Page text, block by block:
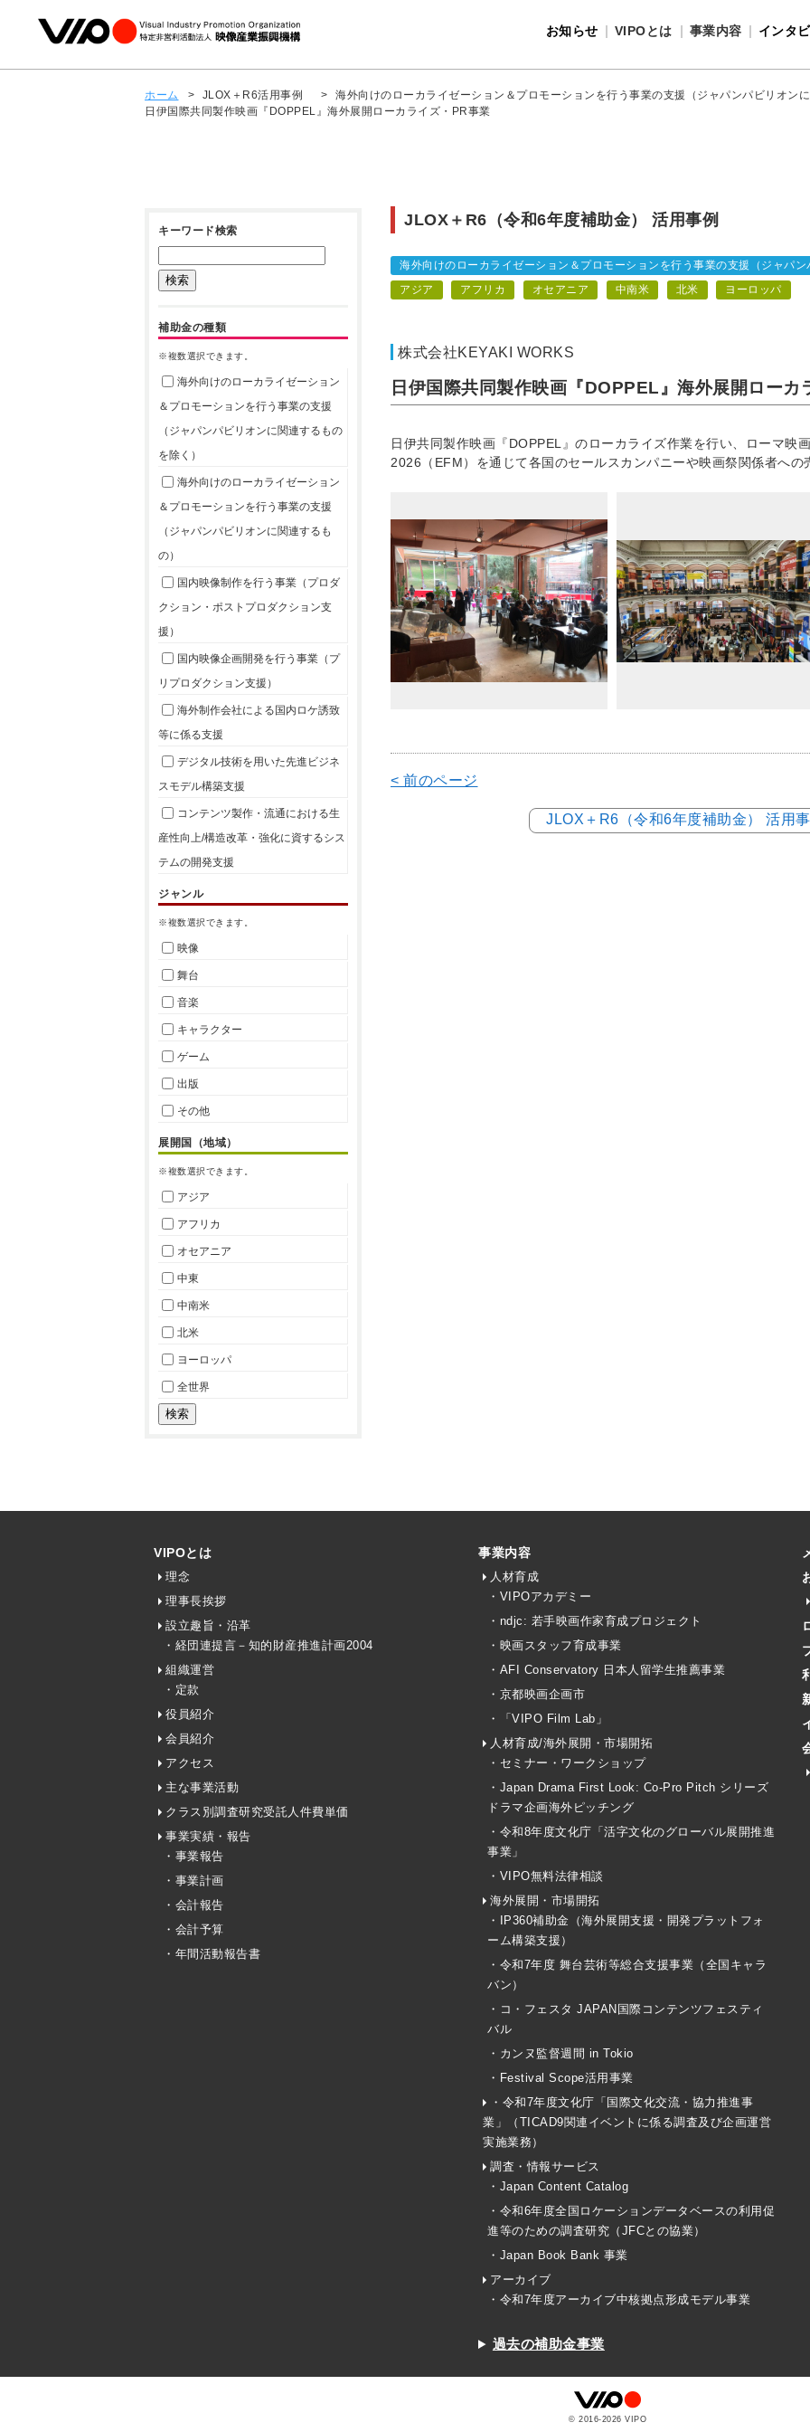
お知らせ VIPOとは
VIPOとは
事業内容
インタ
ホーム > JLOX＋R6活用事例 > 海外向けのローカライゼーション＆プロモーションを行う事業の支援（ジャパンパビリオンに
日伊国際共同製作映画『DOPPEL』海外展開ローカライズ・PR事業
JLOX＋R6（令和6年度補助金） 活用事例
海外向けのローカライゼーション＆プロモーションを行う事業の支援（ジャパン
アジア
アフリカ オセアニア 中南米 北米 ヨーロッパ
株式会社KEYAKI WORKS
日伊国際共同製作映画『DOPPEL』海外展開ローカ
日伊共同製作映画『DOPPEL』のローカライズ作業を行い、ローマ映
2026（EFM）を通じて各国のセールスカンパニーや映画祭関係者への
< 前のページ
JLOX＋R6（令和6年度補助金） 活用
キーワード検索
補助金の種類
※複数選択できます。
海外向けのローカライゼーション
＆プロモーションを行う事業の支援
（ジャパンパビリオンに関連するもの
を除く）
海外向けのローカライゼーション
＆プロモーションを行う事業の支援
（ジャパンパビリオンに関連するも
の）
国内映像制作を行う事業（プロダ
クション・ポストプロダクション支
援）
国内映像企画開発を行う事業（プ
リプロダクション支援）
海外制作会社による国内ロケ誘致
等に係る支援
デジタル技術を用いた先進ビジネ
スモデル構築支援
コンテンツ製作・流通における生
産性向上/構造改革・強化に資するシス
テムの開発支援
ジャンル
※複数選択できます。
映像
舞台
音楽
キャラクター
ゲーム
出版
その他
展開国（地域）
※複数選択できます。
アジア
アフリカ
オセアニア
中東
中南米
北米
ヨーロッパ
全世界
VIPOとは
理念
理事長挨拶
設立趣旨・沿革
・経団連提言－知的財産推進計画2004
組織運営
・定款
役員紹介
会員紹介
アクセス
主な事業活動
クラス別調査研究受託人件費単価
事業実績・報告
・事業報告
・事業計画
・会計報告
・会計予算
・年間活動報告書
事業内容
人材育成
・VIPOアカデミー
・ndjc: 若手映画作家育成プロジェクト
・映画スタッフ育成事業
・AFI Conservatory 日本人留学生推薦事業
・京都映画企画市
・「VIPO Film Lab」
人材育成/海外展開・市場開拓
・セミナー・ワークショップ
・Japan Drama First Look: Co-Pro Pitch シリーズ
ドラマ企画海外ピッチング
・令和8年度文化庁「活字文化のグローバル展開推進
事業」
・VIPO無料法律相談
海外展開・市場開拓
・IP360補助金（海外展開支援・開発プラットフォ
ーム構築支援）
・令和7年度 舞台芸術等総合支援事業（全国キャラ
バン）
・コ・フェスタ JAPAN国際コンテンツフェスティ
バル
・カンヌ監督週間 in Tokio
・Festival Scope活用事業
・令和7年度文化庁「国際文化交流・協力推進事
業」（TICAD9関連イベントに係る調査及び企画運営
実施業務）
調査・情報サービス
・Japan Content Catalog
・令和6年度全国ロケーションデータベースの利用促
進等のための調査研究（JFCとの協業）
・Japan Book Bank 事業
アーカイブ
・令和7年度アーカイブ中核拠点形成モデル事業
過去の補助金事業
© 2016-2026 VIPO